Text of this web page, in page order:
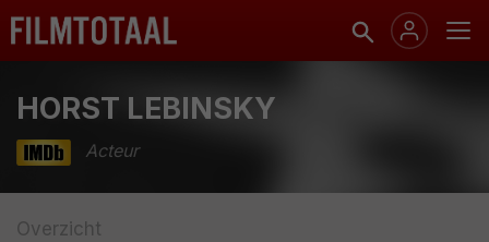
HORST LEBINSKY
Acteur
Overzicht